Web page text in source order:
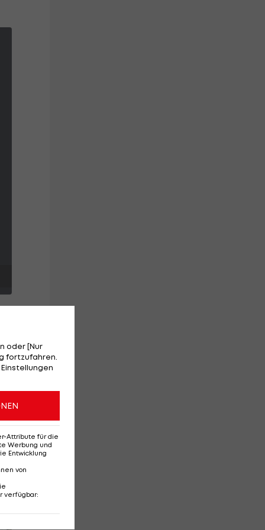
oder [Nur
fortzufahren.
Attribute für die
Werbung und
Entwicklung
von
verfügbar: